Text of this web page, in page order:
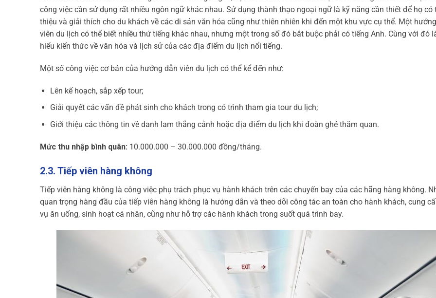
công việc cần sử dụng rất nhiều ngôn ngữ khác nhau. Sử dụng thành thạo ngoại ngữ là kỹ năng cần thiết để họ có
thiệu và giải thích cho du khách về các di sản văn hóa cũng như thiên nhiên khi đến một khu vực cụ thể. Một
viên du lịch có thể biết nhiều thứ tiếng khác nhau, nhưng một trong số đó bắt buộc phải có tiếng Anh. Cùng với đó
hiểu kiến thức về văn hóa và lịch sử của các địa điểm du lịch nổi tiếng.
Một số công việc cơ bản của hướng dẫn viên du lịch có thể kể đến như:
Lên kế hoạch, sắp xếp tour;
Giải quyết các vấn đề phát sinh cho khách trong có trình tham gia tour du lịch;
Giới thiệu các thông tin về danh lam thắng cảnh hoặc địa điểm du lịch khi đoàn ghé thăm quan.
Mức thu nhập bình quân: 10.000.000 – 30.000.000 đồng/tháng.
2.3. Tiếp viên hàng không
Tiếp viên hàng không là công việc phụ trách phục vụ hành khách trên các chuyến bay của các hãng hàng không.
quan trọng hàng đầu của tiếp viên hàng không là hướng dẫn và theo dõi công tác an toàn cho hành khách, cung
vụ ăn uống, sinh hoạt cá nhân, cũng như hỗ trợ các hành khách trong suốt quá trình bay.